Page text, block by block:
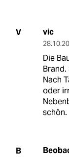
V vic
Die
Nach
oder
schön.
B